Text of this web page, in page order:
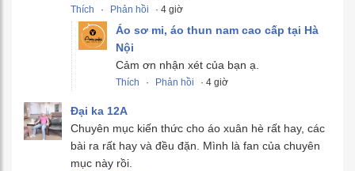
Thích · Phản hồi · 4 giờ
Áo sơ mi, áo thun nam cao cấp tại Hà
Nội
Cảm ơn nhận xét của bạn ạ.
Thích · Phản hồi · 4 giờ
Đại ka 12A
Chuyên mục kiến thức cho áo xuân hè rất hay, các
bài ra rất hay và đều đặn. Mình là fan của chuyên
mục này rồi.